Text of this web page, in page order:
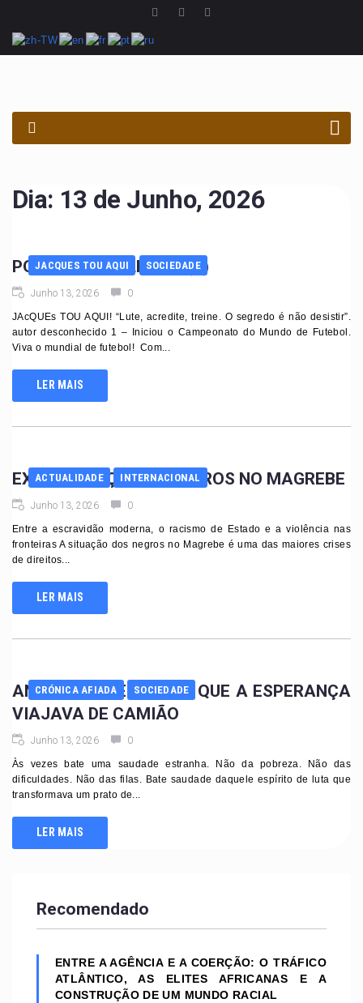
Dia: 13 de Junho, 2026
JACQUES TOU AQUI SOCIEDADE
POVO MARAVILHOSO (3)
Junho 13, 2026 0
JAcQUEs TOU AQUI! “Lute, acredite, treine. O segredo é não desistir”.
autor desconhecido 1 – Iniciou o Campeonato do Mundo de Futebol.
Viva o mundial de futebol! Com...
LER MAIS
ACTUALIDADE INTERNACIONAL
EXTERMINAÇÃO DE NEGROS NO MAGREBE
Junho 13, 2026 0
Entre a escravidão moderna, o racismo de Estado e a violência nas
fronteiras A situação dos negros no Magrebe é uma das maiores crises
de direitos...
LER MAIS
CRÓNICA AFIADA SOCIEDADE
ANGOLA: O TEMPO EM QUE A ESPERANÇA
VIAJAVA DE CAMIÃO
Junho 13, 2026 0
Às vezes bate uma saudade estranha. Não da pobreza. Não das
dificuldades. Não das filas. Bate saudade daquele espírito de luta que
transformava um prato de...
LER MAIS
Recomendado
ENTRE A AGÊNCIA E A COERÇÃO: O TRÁFICO
ATLÂNTICO, AS ELITES AFRICANAS E A
CONSTRUÇÃO DE UM MUNDO RACIAL
PROCURAR